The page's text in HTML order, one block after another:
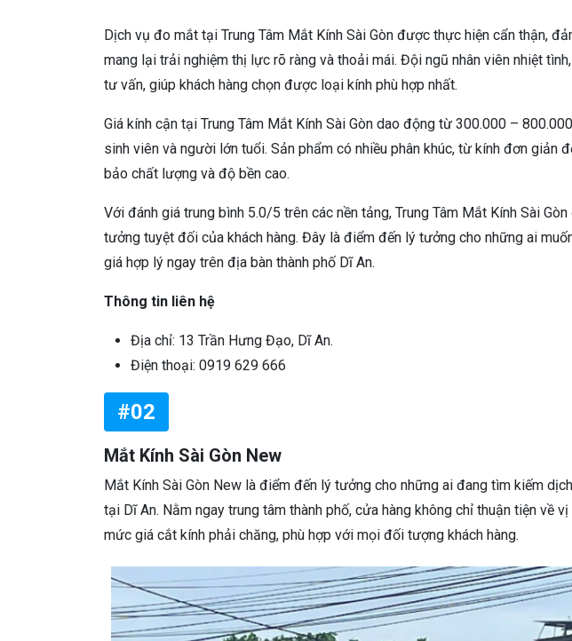
Dịch vụ đo mắt tại Trung Tâm Mắt Kính Sài Gòn được thực hiện cẩn thận,
mang lại trải nghiệm thị lực rõ ràng và thoải mái. Đội ngũ nhân viên nhiệt
tư vấn, giúp khách hàng chọn được loại kính phù hợp nhất.
Giá kính cận tại Trung Tâm Mắt Kính Sài Gòn dao động từ 300.000 –
sinh viên và người lớn tuổi. Sản phẩm có nhiều phân khúc, từ kính đơn giản
bảo chất lượng và độ bền cao.
Với đánh giá trung bình 5.0/5 trên các nền tảng, Trung Tâm Mắt Kính Sài
tưởng tuyệt đối của khách hàng. Đây là điểm đến lý tưởng cho những ai
giá hợp lý ngay trên địa bàn thành phố Dĩ An.
Thông tin liên hệ
Địa chỉ: 13 Trần Hưng Đạo, Dĩ An.
Điện thoại: 0919 629 666
#02
Mắt Kính Sài Gòn New
Mắt Kính Sài Gòn New là điểm đến lý tưởng cho những ai đang tìm kiếm
tại Dĩ An. Nằm ngay trung tâm thành phố, cửa hàng không chỉ thuận tiện về
mức giá cắt kính phải chăng, phù hợp với mọi đối tượng khách hàng.